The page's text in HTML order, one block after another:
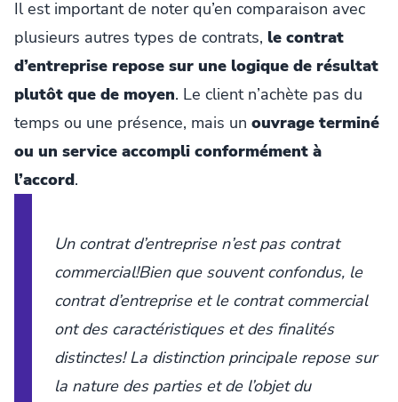
Il est important de noter qu’en comparaison avec
plusieurs autres types de contrats, le contrat
d’entreprise repose sur une logique de résultat
plutôt que de moyen. Le client n’achète pas du
temps ou une présence, mais un ouvrage terminé
ou un service accompli conformément à
l’accord.
Un contrat d’entreprise n’est pas contrat
commercial!Bien que souvent confondus, le
contrat d’entreprise et le contrat commercial
ont des caractéristiques et des finalités
distinctes! La distinction principale repose sur
la nature des parties et de l’objet du